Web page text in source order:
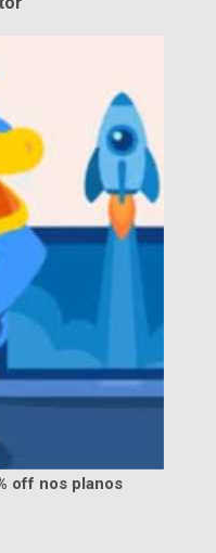
off nos planos